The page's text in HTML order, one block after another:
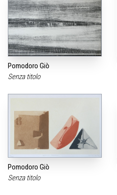
Pomodoro Giò
Senza titolo
Pomodoro Giò
Senza titolo